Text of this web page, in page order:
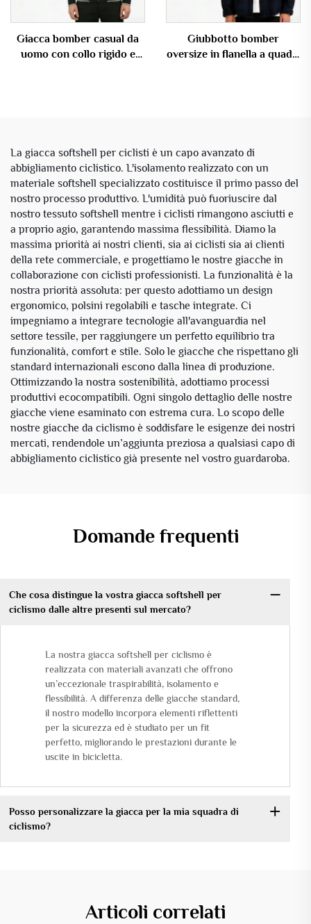
Giacca bomber casual da
uomo con collo rigido e
Giubbotto bomber
oversize in flanella a quadri
La giacca softshell per ciclisti è un capo avanzato di
abbigliamento ciclistico. L'isolamento realizzato con un
materiale softshell specializzato costituisce il primo passo del
nostro processo produttivo. L'umidità può fuoriuscire dal
nostro tessuto softshell mentre i ciclisti rimangono asciutti e
a proprio agio, garantendo massima flessibilità. Diamo la
massima priorità ai nostri clienti, sia ai ciclisti sia ai clienti
della rete commerciale, e progettiamo le nostre giacche in
collaborazione con ciclisti professionisti. La funzionalità è la
nostra priorità assoluta: per questo adottiamo un design
ergonomico, polsini regolabili e tasche integrate. Ci
impegniamo a integrare tecnologie all'avanguardia nel
settore tessile, per raggiungere un perfetto equilibrio tra
funzionalità, comfort e stile. Solo le giacche che rispettano gli
standard internazionali escono dalla linea di produzione.
Ottimizzando la nostra sostenibilità, adottiamo processi
produttivi ecocompatibili. Ogni singolo dettaglio delle nostre
giacche viene esaminato con estrema cura. Lo scopo delle
nostre giacche da ciclismo è soddisfare le esigenze dei nostri
mercati, rendendole un’aggiunta preziosa a qualsiasi capo di
abbigliamento ciclistico già presente nel vostro guardaroba.
Domande frequenti
Che cosa distingue la vostra giacca softshell per
ciclismo dalle altre presenti sul mercato?
La nostra giacca softshell per ciclismo è
realizzata con materiali avanzati che offrono
un’eccezionale traspirabilità, isolamento e
flessibilità. A differenza delle giacche standard,
il nostro modello incorpora elementi riflettenti
per la sicurezza ed è studiato per un fit
perfetto, migliorando le prestazioni durante le
uscite in bicicletta.
Posso personalizzare la giacca per la mia squadra di
ciclismo?
Articoli correlati